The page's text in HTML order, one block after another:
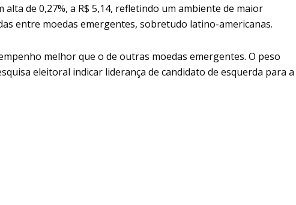
alta de 0,27%, a R$ 5,14, refletindo um ambiente de maior
entre moedas emergentes, sobretudo latino-americanas.
melhor que o de outras moedas emergentes. O peso
eleitoral indicar liderança de candidato de esquerda para a